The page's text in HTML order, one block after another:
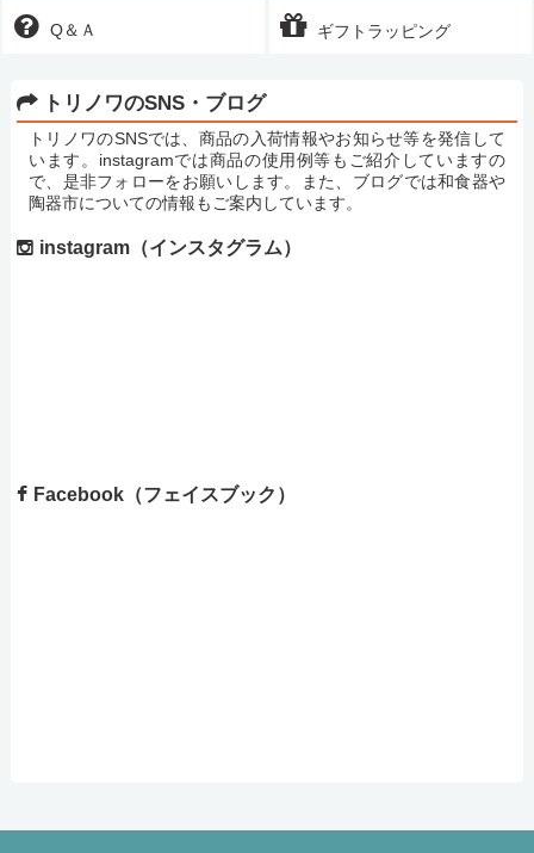
Q＆Ａ ギフトラッピング
トリノワのSNS・ブログ
トリノワのSNSでは、商品の入荷情報やお知らせ等を発信して
います。instagramでは商品の使用例等もご紹介していますの
で、是非フォローをお願いします。また、ブログでは和食器や
陶器市についての情報もご案内しています。
instagram（インスタグラム）
Facebook（フェイスブック）